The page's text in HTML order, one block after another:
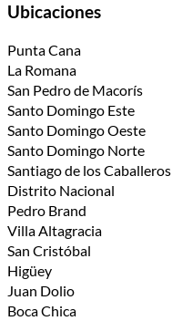
Ubicaciones
Punta Cana
La Romana
San Pedro de Macorís
Santo Domingo Este
Santo Domingo Oeste
Santo Domingo Norte
Santiago de los Caballeros
Distrito Nacional
Pedro Brand
Villa Altagracia
San Cristóbal
Higüey
Juan Dolio
Boca Chica